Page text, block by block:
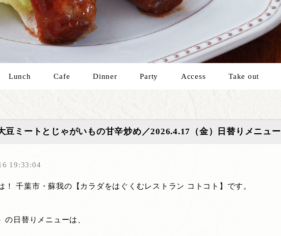
Lunch Cafe Dinner Party Access Take out
豆ミートとじゃがいもの甘辛炒め／2026.4.17（金）日替りメニュー
19:33:04
！ 千葉市・蘇我の【カラダをはぐくむレストラン コトコト】です。
の日替りメニューは、